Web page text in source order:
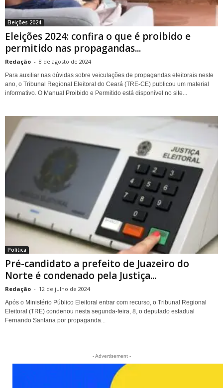
Eleições 2024
Eleições 2024: confira o que é proibido e
permitido nas propagandas...
Redação - 8 de agosto de 2024
Para auxiliar nas dúvidas sobre veiculações de propagandas eleitorais neste
ano, o Tribunal Regional Eleitoral do Ceará (TRE-CE) publicou um material
informativo. O Manual Proibido e Permitido está disponível no site...
Política
Pré-candidato a prefeito de Juazeiro do
Norte é condenado pela Justiça...
Redação - 12 de julho de 2024
Após o Ministério Público Eleitoral entrar com recurso, o Tribunal Regional
Eleitoral (TRE) condenou nesta segunda-feira, 8, o deputado estadual
Fernando Santana por propaganda...
- Advertisement -